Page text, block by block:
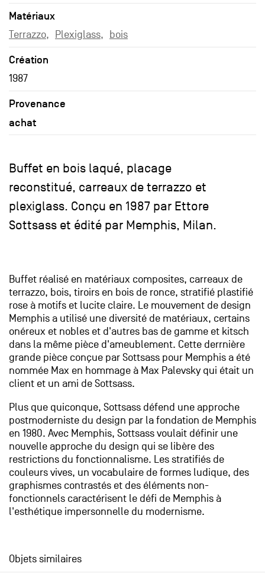
Matériaux
Terrazzo Plexiglass bois
Création
1987
Provenance
achat
Buffet en bois laqué, placage
reconstitué, carreaux de terrazzo et
plexiglass. Conçu en 1987 par Ettore
Sottsass et édité par Memphis, Milan.
Buffet réalisé en matériaux composites, carreaux de
terrazzo, bois, tiroirs en bois de ronce, stratifié plastifié
rose à motifs et lucite claire. Le mouvement de design
Memphis a utilisé une diversité de matériaux, certains
onéreux et nobles et d'autres bas de gamme et kitsch
dans la même pièce d'ameublement. Cette derrnière
grande pièce conçue par Sottsass pour Memphis a été
nommée Max en hommage à Max Palevsky qui était un
client et un ami de Sottsass.
Plus que quiconque, Sottsass défend une approche
postmoderniste du design par la fondation de Memphis
en 1980. Avec Memphis, Sottsass voulait définir une
nouvelle approche du design qui se libère des
restrictions du fonctionnalisme. Les stratifiés de
couleurs vives, un vocabulaire de formes ludique, des
graphismes contrastés et des éléments non-
fonctionnels caractérisent le défi de Memphis à
l'esthétique impersonnelle du modernisme.
Objets similaires